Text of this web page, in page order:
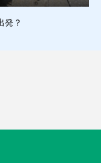
猫日記
腹出し